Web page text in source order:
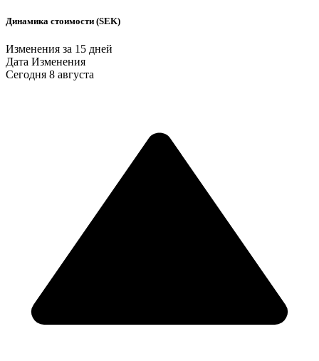
Динамика стоимости (SEK)
Изменения за 15 дней
Дата Изменения
Сегодня 8 августа